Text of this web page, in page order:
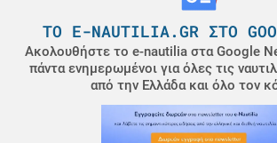
ΤΟ E-NAUTILIA.GR ΣΤΟ
Ακολουθήστε το e-nautilia στα Google
πάντα ενημερωμένοι για όλες τις
από την Ελλάδα και όλο τον